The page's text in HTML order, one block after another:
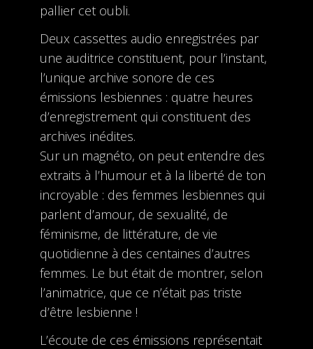
pallier cet oubli.
Deux cassettes audio enregistrées par
une auditrice constituent, pour l’instant,
l’unique archive sonore de ces
émissions lesbiennes : quatre heures
d’enregistrement qui constituent des
archives inédites.
Sur un magnéto, on peut entendre des
extraits à l’humour et à la liberté de ton
incroyable : des femmes lesbiennes qui
parlent d’amour, de sexualité, de
féminisme, de littérature, de vie
quotidienne à des centaines d’autres
femmes. Le but était de montrer, selon
l’animatrice, que ce n’était pas triste
d’être lesbienne !
L’écoute de ces émissions représentait